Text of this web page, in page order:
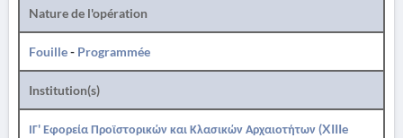
Nature de l'opération
Fouille- Programmée
Institution(s)
ΙΓ' Εφορεία Προϊστορικών και Κλασικών Αρχαιοτήτων (XIIIe